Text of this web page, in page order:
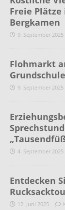
Freie Plätze
Bergkamen
9. September 2025
Flohmarkt
Grundschule
9. September 2025
4. September 2025
Entdecken
12. Juni 2025